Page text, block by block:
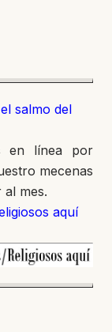
salmo del
en línea por
mecenas
al mes.
aquí